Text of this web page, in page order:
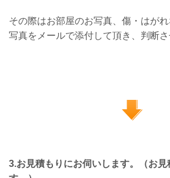
その際はお部屋のお写真、傷・はが
写真をメールで添付して頂き、判断さ
3.お見積もりにお伺いします。（お